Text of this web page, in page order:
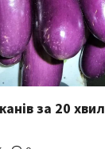
за 20